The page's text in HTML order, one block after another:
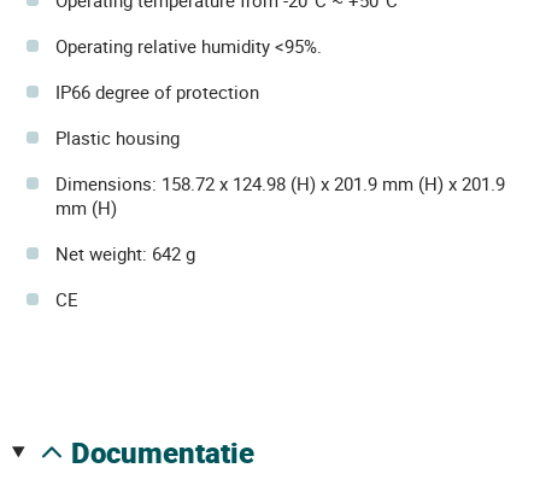
Operating relative humidity <95%.
IP66 degree of protection
Plastic housing
Dimensions: 158.72 x 124.98 (H) x 201.9 mm (H) x 201.9
mm (H)
Net weight: 642 g
CE
documentatie